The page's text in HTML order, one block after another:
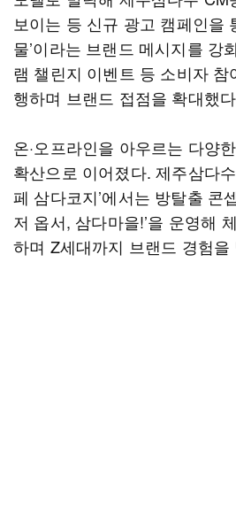
보이는 등 신규 광고 캠페인을
물’이라는 브랜드 메시지를 강
램 챌린지 이벤트 등 소비자 참
행하며 브랜드 접점을 확대했
온·오프라인을 아우르는 다양
확산으로 이어졌다. 제주삼다
페 삼다코지’에서는 방탈출 콘
저 옵서, 삼다마을!’을 운영해
하며 Z세대까지 브랜드 경험을